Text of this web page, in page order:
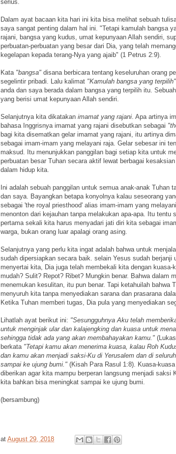
serius.
Dalam ayat bacaan kita hari ini kita bisa melihat sebuah
saya sangat penting dalam hal ini. "Tetapi kamulah bangsa
rajani, bangsa yang kudus, umat kepunyaan Allah sendiri,
perbuatan-perbuatan yang besar dari Dia, yang telah
kegelapan kepada terang-Nya yang ajaib" (1 Petrus 2:9).
Kata"bangsa" disana berbicara tentang keseluruhan orang
segelintir pribadi. Lalu kalimat "Kamulah bangsa yang terpilih"
anda dan saya berada dalam bangsa yang terpilih itu.
yang berisi umat kepunyaan Allah sendiri.
Selanjutnya kita dikatakan imamat yang rajani. Apa artinya
bahasa Inggrisnya imamat yang rajani disebutkan sebagai
bagi kita disematkan gelar imamat yang rajani, itu artinya
sebagai imam-imam yang melayani raja. Gelar sebesar ini
maksud. Itu menunjukkan panggilan bagi setiap kita untuk
perbuatan besar Tuhan secara aktif lewat berbagai
dalam hidup kita.
Ini adalah sebuah panggilan untuk semua anak-anak Tuhan
dan saya. Bayangkan betapa konyolnya kalau seseorang
sebagai 'the royal priesthood' alias imam-imam yang
menonton dari kejauhan tanpa melakukan apa-apa. Itu tentu
pertama sekali kita harus menyadari jati diri kita sebagai
warga, bukan orang luar apalagi orang asing.
Selanjutnya yang perlu kita ingat adalah bahwa untuk
sudah dipersiapkan secara baik. selain Yesus sudah berjanji
menyertai kita, Dia juga telah membekali kita dengan kuasa-
mudah? Sulit? Repot? Ribet? Mungkin benar. Bahwa dalam
menemukan kesulitan, itu pun benar. Tapi ketahuilah bahwa
menyuruh kita tanpa menyediakan sarana dan prasarana
Ketika Tuhan memberi tugas, Dia pula yang menyediakan
Lihatlah ayat berikut ini: "Sesungguhnya Aku telah
untuk menginjak ular dan kalajengking dan kuasa untuk
sehingga tidak ada yang akan membahayakan kamu."
berkata "Tetapi kamu akan menerima kuasa, kalau Roh
dan kamu akan menjadi saksi-Ku di Yerusalem dan di
sampai ke ujung bumi." (Kisah Para Rasul 1:8). Kuasa-
diberikan agar kita mampu berperan langsung menjadi saksi
kita bahkan bisa meningkat sampai ke ujung bumi.
(bersambung)
at August 29, 2018